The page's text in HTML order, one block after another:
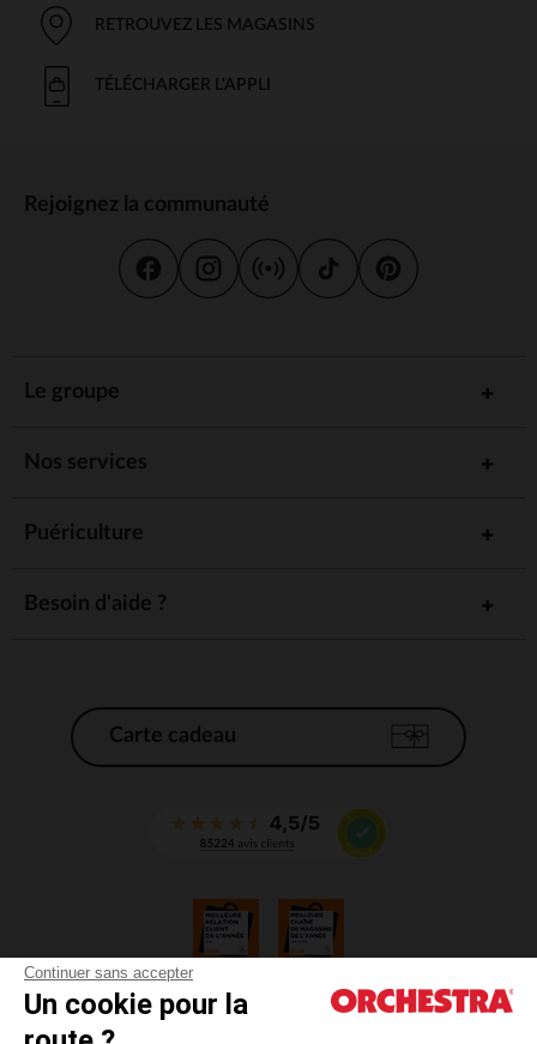
Continuer sans accepter
Un cookie pour la
RETROUVEZ LES MAGASINS
TÉLÉCHARGER L'APPLI
Rejoignez la communauté
Le groupe
Nos services
Puériculture
Besoin d'aide ?
Carte cadeau